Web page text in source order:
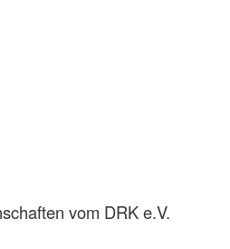
vom DRK e.V.